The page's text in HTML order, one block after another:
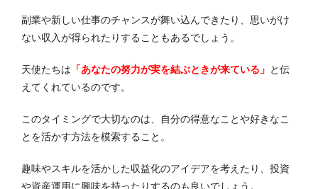
副業や新しい仕事のチャンスが舞い込んできたり、思いがけ
ない収入が得られたりすることもあるでしょう。
天使たちは 「あなたの努力が実を結ぶときが来ている」 と伝
えてくれているのです。
このタイミングで大切なのは、自分の得意なことや好きなこ
とを活かす方法を模索すること。
趣味やスキルを活かした収益化のアイデアを考えたり、投資
や資産運用に興味を持ったりするのも良いでしょう。